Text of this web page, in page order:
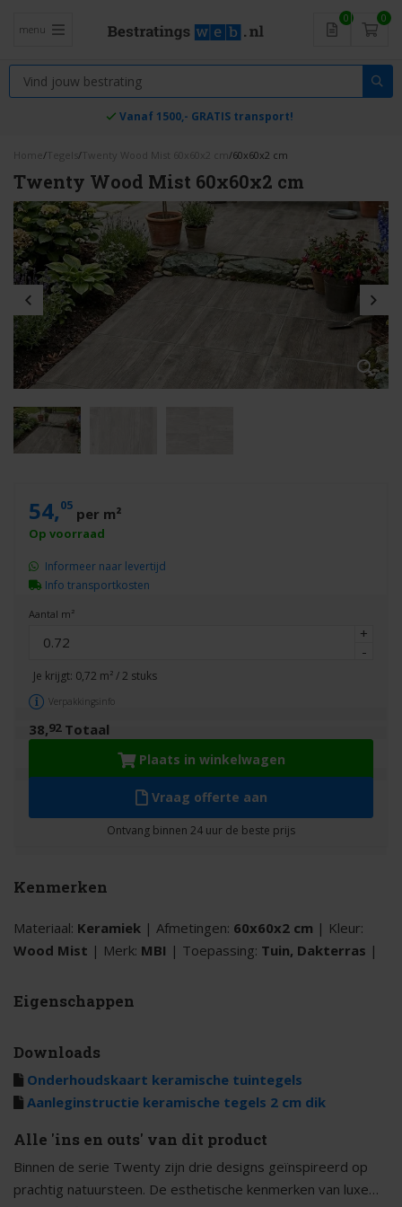
menu
0 0
Vanaf 1500,- GRATIS transport!
Home / Tegels / Twenty Wood Mist 60x60x2 cm /60x60x2 cm
Twenty Wood Mist 60x60x2 cm
Aantal m²
+
-
Je krijgt: 0,72 m² /2 stuks
Verpakkingsinfo
54,05 per m²
38,92Totaal
Informeer naar levertijd
Info transportkosten
Plaats in winkelwagen
Vraag offerte aan
Kenmerken
Materiaal: Keramiek | Afmetingen: 60x60x2 cm | Kleur:
Wood Mist | Merk: MBI | Toepassing: Tuin, Dakterras |
Eigenschappen
Downloads
Onderhoudskaart keramische tuintegels
Aanleginstructie keramische tegels 2 cm dik
Alle 'ins en outs' van dit product
Binnen de serie Twenty zijn drie designs geïnspireerd op
prachtig natuursteen. De esthetische kenmerken van luxe